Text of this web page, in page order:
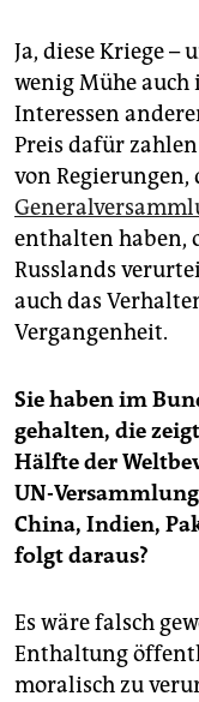
Ja, diese Kriege –
wenig Mühe auch
Interessen
Preis dafür
von Regierungen,
enthalten haben,
Russlands
auch das
Vergangenheit.
Sie haben im
gehalten, die
Hälfte der
UN-
China, Indien,
folgt daraus?
Es wäre falsch
Enthaltung
moralisch zu